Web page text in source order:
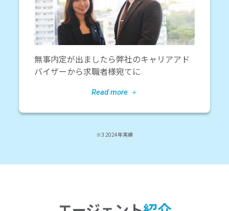
無事内定が出ましたら弊社のキャリアアド
バイザーから求職者様宛てに
※3 2024年実績